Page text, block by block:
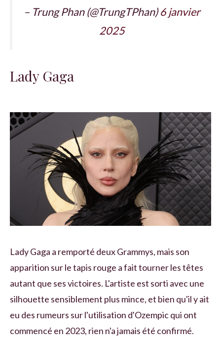
– Trung Phan (@TrungTPhan)6 janvier
2025
Lady Gaga
Lady Gaga a remporté deux Grammys, mais son
apparition sur le tapis rouge a fait tourner les têtes
autant que ses victoires. L'artiste est sorti avec une
silhouette sensiblement plus mince, et bien qu'il y ait
eu des rumeurs sur l'utilisation d'Ozempic qui ont
commencé en 2023, rien n'a jamais été confirmé.